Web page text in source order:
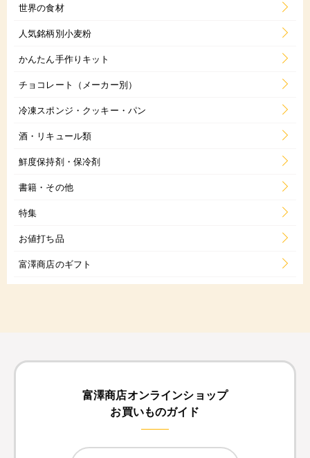
世界の食材
人気銘柄別小麦粉
かんたん手作りキット
チョコレート（メーカー別）
冷凍スポンジ・クッキー・パン
酒・リキュール類
鮮度保持剤・保冷剤
書籍・その他
特集
お値打ち品
富澤商店のギフト
富澤商店オンラインショップ
お買いものガイド